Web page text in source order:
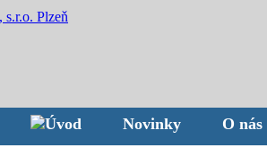
Novinky O nás